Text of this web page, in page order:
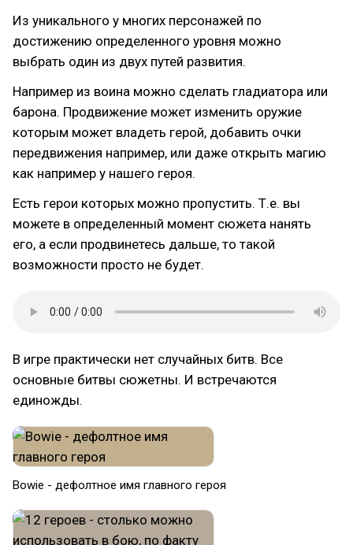
Из уникального у многих персонажей по
достижению определенного уровня можно
выбрать один из двух путей развития.
Например из воина можно сделать гладиатора или
барона. Продвижение может изменить оружие
которым может владеть герой, добавить очки
передвижения например, или даже открыть магию
как например у нашего героя.
Есть герои которых можно пропустить. Т.е. вы
можете в определенный момент сюжета нанять
его, а если продвинетесь дальше, то такой
возможности просто не будет.
В игре практически нет случайных битв. Все
основные битвы сюжетны. И встречаются
единожды.
Bowie - дефолтное имя главного героя